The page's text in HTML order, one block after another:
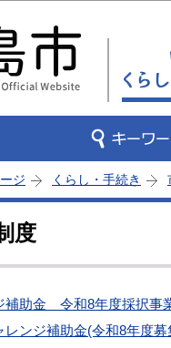
ジ くらし・手続き
度
補助金 令和8年度採択事
ンジ補助金(令和8年度募